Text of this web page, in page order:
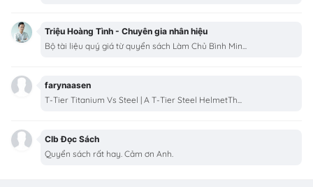
Triệu Hoàng Tình - Chuyên gia nhân hiệu
Bộ tài liệu quý giá từ quyển sách Làm Chủ Bình Min...
farynaasen
T-Tier Titanium Vs Steel | A T-Tier Steel HelmetTh...
Clb Đọc Sách
Quyển sách rất hay. Cảm ơn Anh.